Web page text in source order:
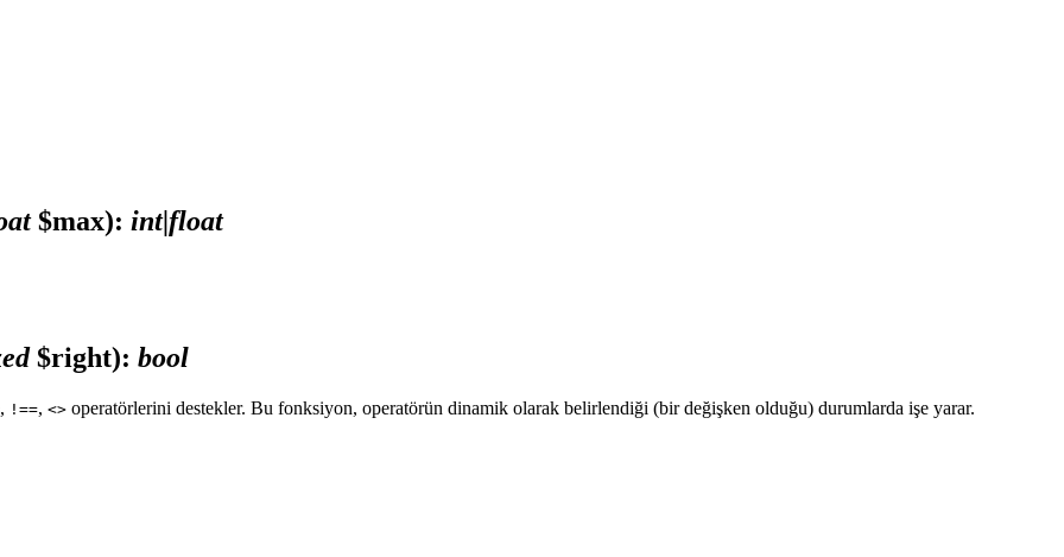
$max): int|float
$right): bool
, !==, <> operatörlerini destekler. Bu fonksiyon, operatörün dinamik olarak belirlendiği (bir değişken olduğu) durumlarda işe yarar.